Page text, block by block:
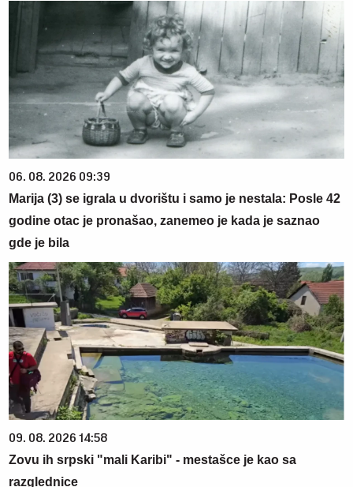
06. 08. 2026 09:39
Marija (3) se igrala u dvorištu i samo je nestala: Posle 42
godine otac je pronašao, zanemeo je kada je saznao
gde je bila
09. 08. 2026 14:58
Zovu ih srpski "mali Karibi" - mestašce je kao sa
razglednice